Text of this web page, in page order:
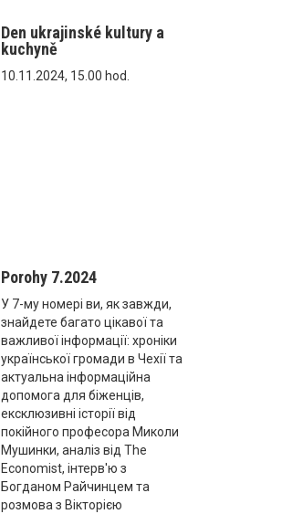
Den ukrajinské kultury a
kuchyně
10.11.2024, 15.00 hod.
Porohy 7.2024
У 7-му номері ви, як завжди,
знайдете багато цікавої та
важливої інформації: хроніки
української громади в Чехії та
актуальна інформаційна
допомога для біженців,
ексклюзивні історії від
покійного професора Миколи
Мушинки, аналіз від The
Economist, інтерв'ю з
Богданом Райчинцем та
розмова з Вікторією